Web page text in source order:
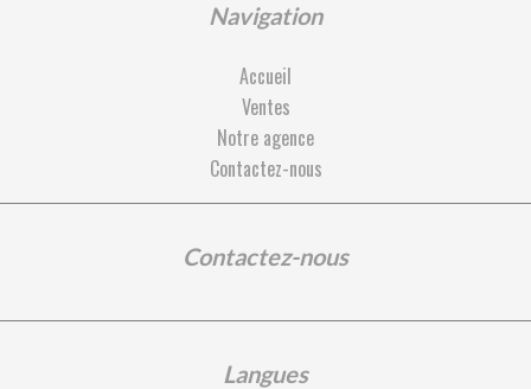
Navigation
Accueil
Ventes
Notre agence
Contactez-nous
Contactez-nous
Langues